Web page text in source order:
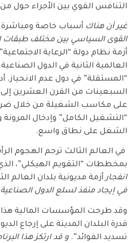
التنافس القوي بين الأجراء حول
غير أن هناك أسباب خاصة ومباشرة
القوى السياسي بين مختلف طبقات
أزمة نظام دولة “الرعاية
العالمية الثانية في الدول
“المستقلة” في دول عدم
السبعينات من القرن العشرين
على مكاسب الشغيلة من خلال
“التشغيل الكامل” وإدخال
الشغل على نطاق واسع.
في العالم الثالث ترجم الهجوم
بمخططات “التقويم الهيكلي”،
انفجارأزمة مديونية بلدان العالم
في إيجاد منفذ لسلع الدول
وقد طرحت المؤسسات المالية هذا
قدرة البلدان المدينة على إرجاع
تسديد الفوائد”. و قد ارتكز هذا